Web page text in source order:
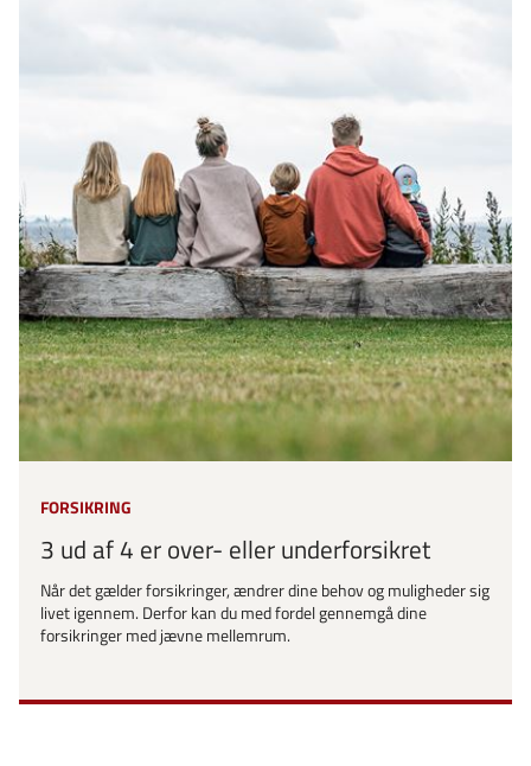
FORSIKRING
3 ud af 4 er over- eller underforsikret
Når det gælder forsikringer, ændrer dine behov og muligheder sig
livet igennem. Derfor kan du med fordel gennemgå dine
forsikringer med jævne mellemrum.